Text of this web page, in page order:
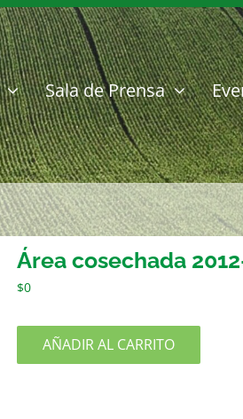
Sala de Prensa
Área cosechada
$0
AÑADIR AL CARRITO